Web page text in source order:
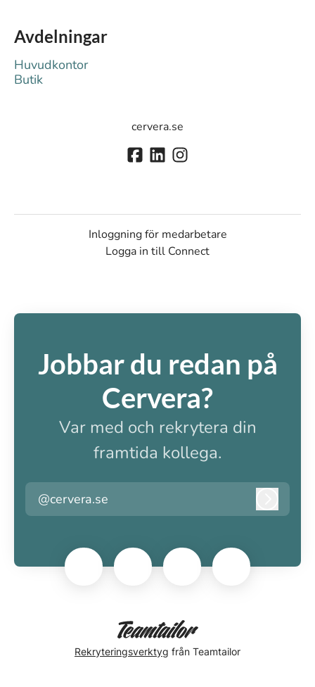
Avdelningar
Huvudkontor
Butik
cervera.se
Inloggning för medarbetare
Logga in till Connect
Jobbar du redan på
Cervera?
Var med och rekrytera din
framtida kollega.
@cervera.se
Rekryteringsverktyg från Teamtailor